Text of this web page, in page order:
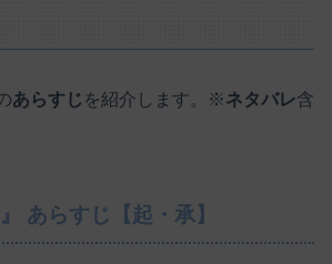
あらすじ を紹介します。※ネタバレ含
あらすじ【起・承】